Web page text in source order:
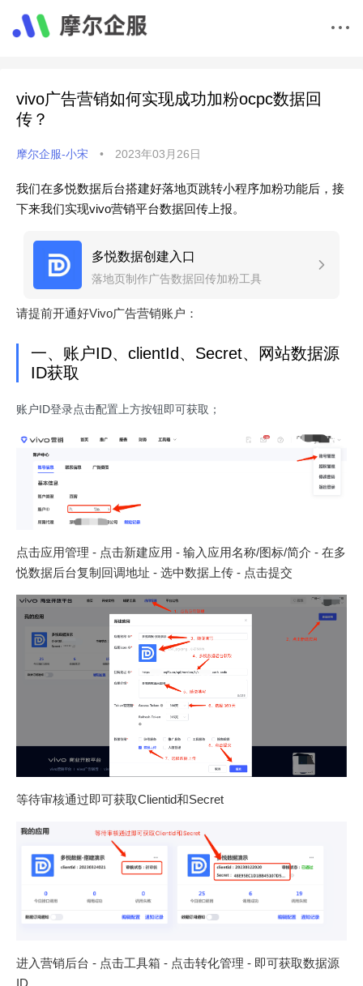
vivo广告营销如何实现成功加粉ocpc数据回
传？
摩尔企服-小宋 • 2023年03月26日
我们在多悦数据后台搭建好落地页跳转小程序加粉功能后，接
下来我们实现vivo营销平台数据回传上报。
多悦数据创建入口
落地页制作广告数据回传加粉工具
请提前开通好Vivo广告营销账户：
一、账户ID、clientId、Secret、网站数据源
ID获取
账户ID登录点击配置上方按钮即可获取；
点击应用管理 - 点击新建应用 - 输入应用名称/图标/简介 - 在多
悦数据后台复制回调地址 - 选中数据上传 - 点击提交
等待审核通过即可获取Clientid和Secret
进入营销后台 - 点击工具箱 - 点击转化管理 - 即可获取数据源
ID